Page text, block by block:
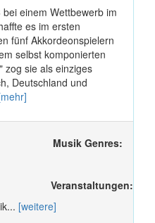
einem Wettbewerb im
es im ersten
fünf Akkordeonspielern
selbst komponierten
zog sie als einziges
Deutschland und
Musik Genres:
Veranstaltungen:
[weitere]